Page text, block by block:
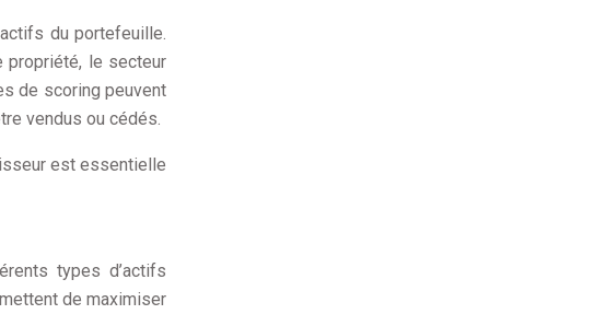
du portefeuille.
propriété, le secteur
de scoring peuvent
vendus ou cédés.
est essentielle
types d’actifs
de maximiser